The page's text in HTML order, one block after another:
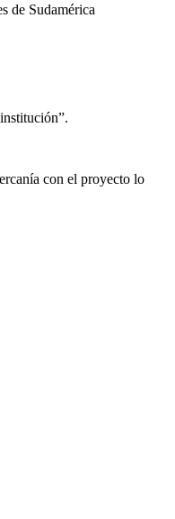
de Sudamérica
con el proyecto lo